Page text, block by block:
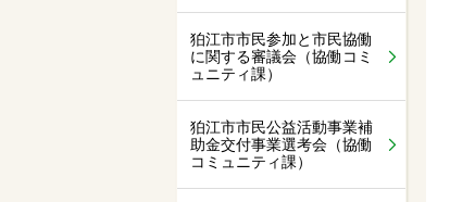
狛江市市民参加と市民協働
に関する審議会（協働コミ
ュニティ課）
狛江市市民公益活動事業補
助金交付事業選考会（協働
コミュニティ課）